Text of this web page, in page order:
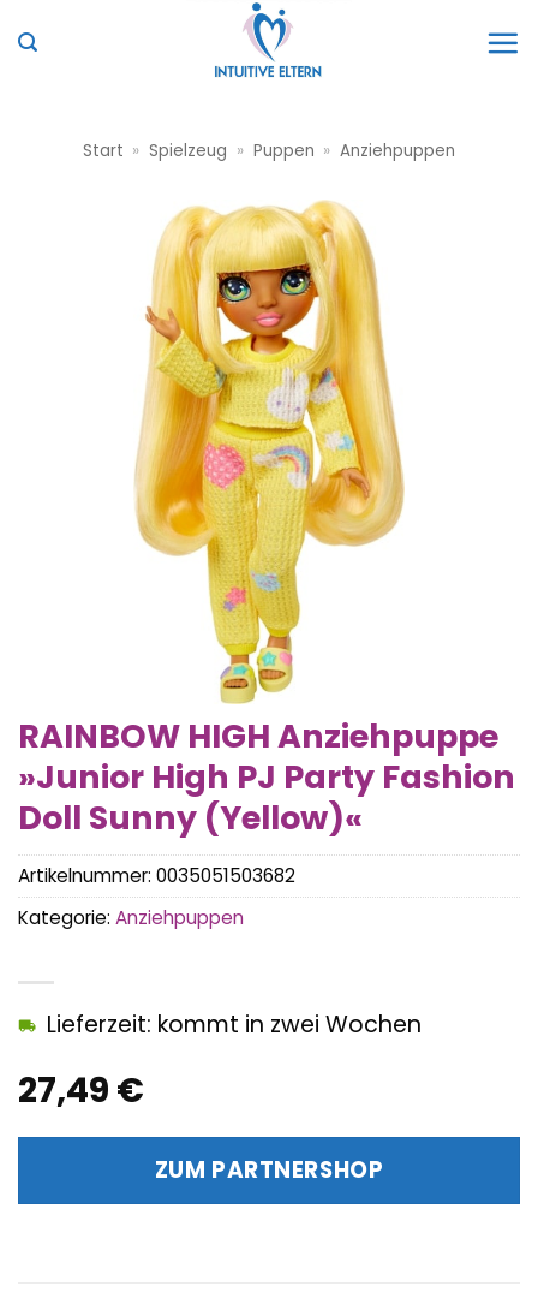
Inhalt
Start » Spielzeug » Puppen » Anziehpuppen
RAINBOW HIGH Anziehpuppe
»Junior High PJ Party Fashion
Doll Sunny (Yellow)«
27,49 €
Lieferzeit: kommt in zwei Wochen
ZUM PARTNERSHOP
Artikelnummer: 0035051503682
Kategorie: Anziehpuppen